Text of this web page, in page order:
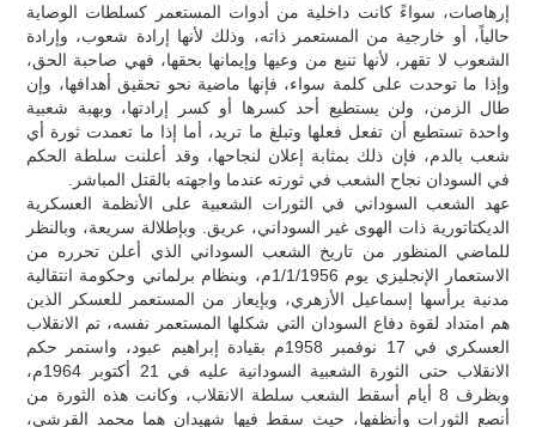
إرهاصات، سواءً كانت داخلية من أدوات المستعمر كسلطات الوصاية
حالياً، أو خارجية من المستعمر ذاته، وذلك لأنها إرادة شعوب، وإرادة
الشعوب لا تقهر، لأنها تنبع من وعيها وإيمانها بحقها، فهي صاحبة الحق،
وإذا ما توحدت على كلمة سواء، فإنها ماضية نحو تحقيق أهدافها، وإن
طال الزمن، ولن يستطيع أحد كسرها أو كسر إرادتها، وبهبة شعبية
واحدة تستطيع أن تفعل فعلها وتبلغ ما تريد، أما إذا ما تعمدت ثورة أي
شعب بالدم، فإن ذلك بمثابة إعلان لنجاحها، وقد أعلنت سلطة الحكم
في السودان نجاح الشعب في ثورته عندما واجهته بالقتل المباشر.
عهد الشعب السوداني في الثورات الشعبية على الأنظمة العسكرية
الديكتاتورية ذات الهوى غير السوداني، عريق. وبإطلالة سريعة، وبالنظر
للماضي المنظور من تاريخ الشعب السوداني الذي أعلن تحرره من
الاستعمار الإنجليزي يوم 1/1/1956م، وبنظام برلماني وحكومة انتقالية
مدنية يرأسها إسماعيل الأزهري، وبإيعاز من المستعمر للعسكر الذين
هم امتداد لقوة دفاع السودان التي شكلها المستعمر نفسه، تم الانقلاب
العسكري في 17 نوفمبر 1958م بقيادة إبراهيم عبود، واستمر حكم
الانقلاب حتى الثورة الشعبية السودانية عليه في 21 أكتوبر 1964م،
وبظرف 8 أيام أسقط الشعب سلطة الانقلاب، وكانت هذه الثورة من
أنصع الثورات وأنظفها، حيث سقط فيها شهيدان هما محمد القرشي،